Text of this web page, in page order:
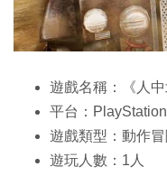
遊戲名稱：《人
平台：
遊戲類型：動作冒
遊玩人數：1人